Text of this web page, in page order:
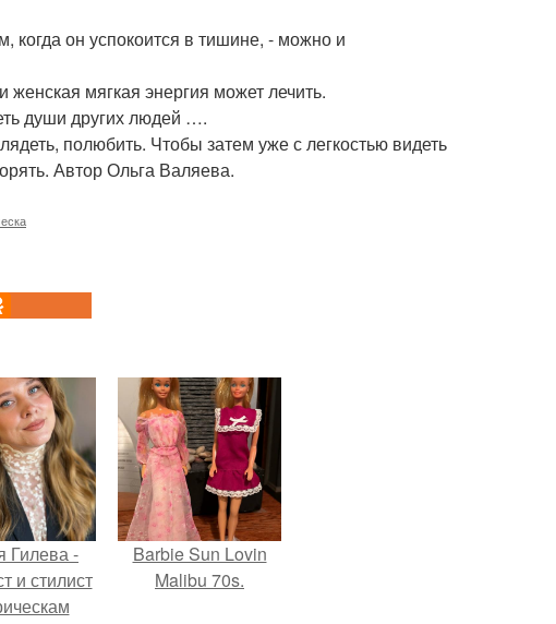
он успокоится в тишине, - можно и
мягкая энергия может лечить.
души других людей ….
полюбить. Чтобы затем уже с легкостью видеть
Автор Ольга Валяева.
Гилева -
и стилист
Barbie Sun Lovin
Malibu 70s.